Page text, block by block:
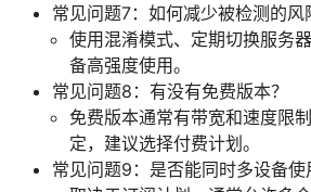
常见问题7：如何减少被检测的风
使用混淆模式、定期切换服务
备高强度使用。
常见问题8：有没有免费版本？
免费版本通常有带宽和速度限
定，建议选择付费计划。
常见问题9：是否能同时多设备使